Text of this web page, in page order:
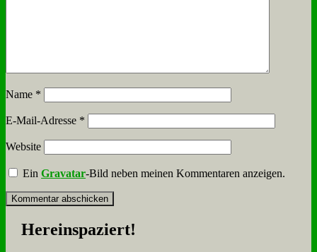
Name *
E-Mail-Adresse *
Website
EinGravatar-Bild neben meinen Kommentaren anzeigen.
Her­ein­spa­ziert!